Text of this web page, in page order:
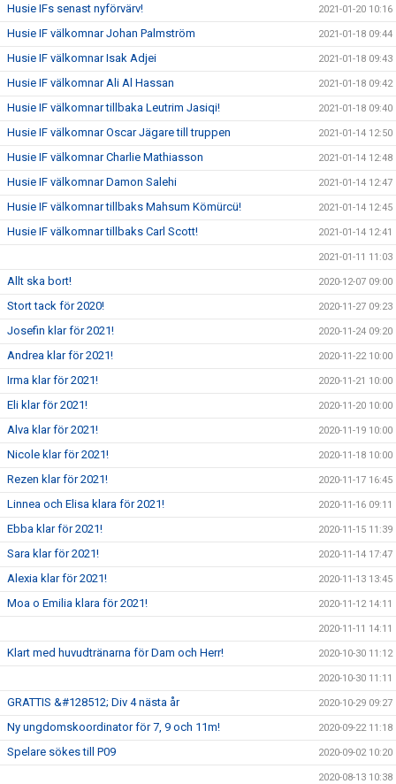
Husie IFs senast nyförvärv! 2021-01-20 10:16
Husie IF välkomnar Johan Palmström 2021-01-18 09:44
Husie IF välkomnar Isak Adjei 2021-01-18 09:43
Husie IF välkomnar Ali Al Hassan 2021-01-18 09:42
Husie IF välkomnar tillbaka Leutrim Jasiqi! 2021-01-18 09:40
Husie IF välkomnar Oscar Jägare till truppen 2021-01-14 12:50
Husie IF välkomnar Charlie Mathiasson 2021-01-14 12:48
Husie IF välkomnar Damon Salehi 2021-01-14 12:47
Husie IF välkomnar tillbaks Mahsum Kömürcü! 2021-01-14 12:45
Husie IF välkomnar tillbaks Carl Scott! 2021-01-14 12:41
2021-01-11 11:03
Allt ska bort! 2020-12-07 09:00
Stort tack för 2020! 2020-11-27 09:23
Josefin klar för 2021! 2020-11-24 09:20
Andrea klar för 2021! 2020-11-22 10:00
Irma klar för 2021! 2020-11-21 10:00
Eli klar för 2021! 2020-11-20 10:00
Alva klar för 2021! 2020-11-19 10:00
Nicole klar för 2021! 2020-11-18 10:00
Rezen klar för 2021! 2020-11-17 16:45
Linnea och Elisa klara för 2021! 2020-11-16 09:11
Ebba klar för 2021! 2020-11-15 11:39
Sara klar för 2021! 2020-11-14 17:47
Alexia klar för 2021! 2020-11-13 13:45
Moa o Emilia klara för 2021! 2020-11-12 14:11
2020-11-11 14:11
Klart med huvudtränarna för Dam och Herr! 2020-10-30 11:12
2020-10-30 11:11
GRATTIS &#128512; Div 4 nästa år 2020-10-29 09:27
Ny ungdomskoordinator för 7, 9 och 11m! 2020-09-22 11:18
Spelare sökes till P09 2020-09-02 10:20
2020-08-13 10:38